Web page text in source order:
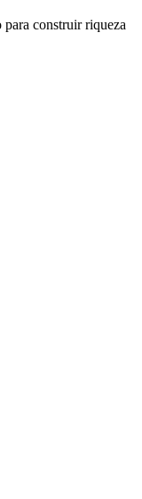
construir riqueza